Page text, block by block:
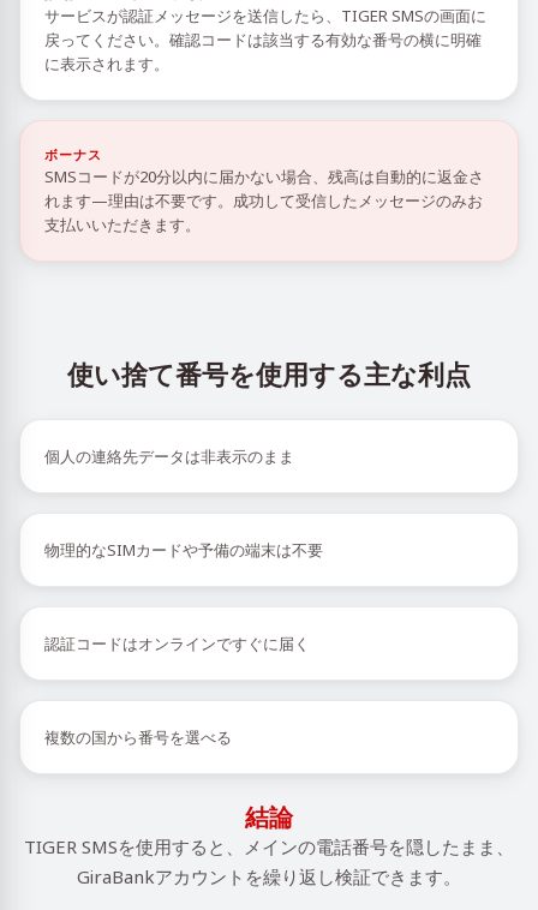
サービスが認証メッセージを送信したら、TIGER SMSの画面に
戻ってください。確認コードは該当する有効な番号の横に明確
に表示されます。
ボーナス
SMSコードが20分以内に届かない場合、残高は自動的に返金さ
れます—理由は不要です。成功して受信したメッセージのみお
支払いいただきます。
使い捨て番号を使用する主な利点
個人の連絡先データは非表示のまま
物理的なSIMカードや予備の端末は不要
認証コードはオンラインですぐに届く
複数の国から番号を選べる
結論
TIGER SMSを使用すると、メインの電話番号を隠したまま、
GiraBankアカウントを繰り返し検証できます。